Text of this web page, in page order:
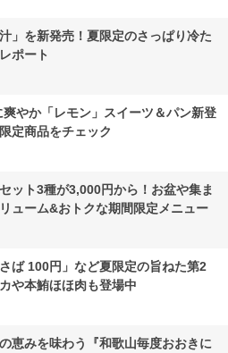
」を新発売！夏限定のさっぱり冷た
ポート
爽やか「レモン」スイーツ＆パン新登
定商品をチェック
ット3種が3,000円から！お盆や集ま
ューム&おトクな期間限定メニュー
ば 100円」など夏限定の旨ねた第2
や本鮪ほほ肉も登場中
恵みを味わう『和歌山毎度おおきに